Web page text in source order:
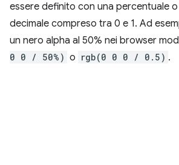
essere definito con una percentuale
decimale compreso tra 0 e 1. Ad
un nero alpha al 50% nei browser
0 0 / 50%) o rgb(0 0 0 / 0.5) .